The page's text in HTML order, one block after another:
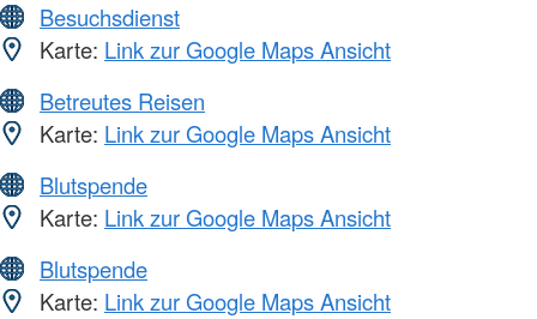
Besuchsdienst
Karte: Link zur Google Maps Ansicht
Betreutes Reisen
Karte: Link zur Google Maps Ansicht
Blutspende
Karte: Link zur Google Maps Ansicht
Blutspende
Karte: Link zur Google Maps Ansicht